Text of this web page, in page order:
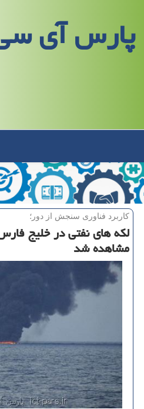
پارس آی
كاربرد فناوری سنجش از دور؛
لكه های نفتی در خلیج
مشاهده شد